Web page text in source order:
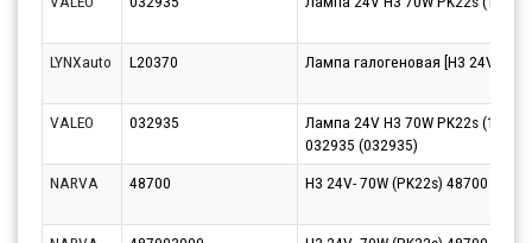
LYNXauto L20370 Лампа галогеновая [H3 24V 70W
VALEO 032935
Лампа 24V H3 70W PK22s (1шт.)
032935 (032935)
NARVA
48700 H3 24V- 70W (PK22s) 48700